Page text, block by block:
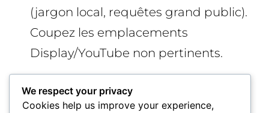
(jargon local, requêtes grand public).
Coupez les emplacements
Display/YouTube non pertinents.
diffusion par tranches horaires et par
We respect your privacy
Cookies help us improve your experience,